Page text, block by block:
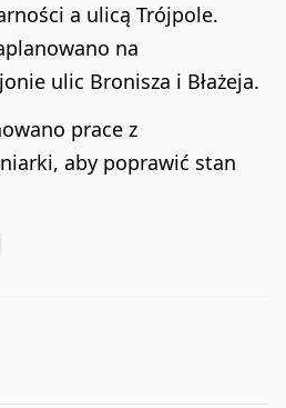
a ulicą Trójpole.
na
ulic Bronisza i Błażeja.
prace z
aby poprawić stan